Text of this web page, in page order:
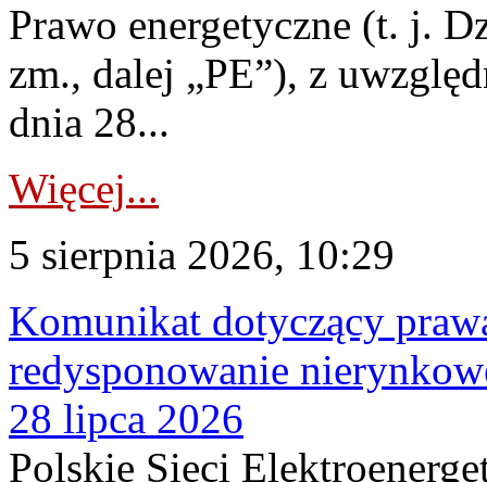
Prawo energetyczne (t. j.
zm., dalej „PE”), z
dnia 28...
Więcej...
5 sierpnia 2026, 10:29
Komunikat dotyczący
redysponowanie
28 lipca 2026
Polskie Sieci